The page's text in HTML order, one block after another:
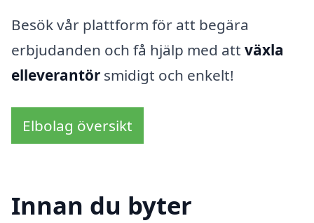
Besök vår plattform för att begära
erbjudanden och få hjälp med att växla
elleverantör smidigt och enkelt!
Elbolag översikt
Innan du byter